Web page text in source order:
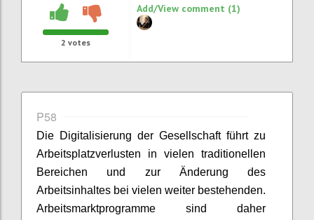
2 votes
Add/View comment (1)
P58
Die Digitalisierung der Gesellschaft führt zu
Arbeitsplatzverlusten in vielen traditione llen
Bereichen und zur Änderung des
Arbeitsinhaltes bei vielen weiter bestehenden.
Arbeitsmarktprogramme sind daher